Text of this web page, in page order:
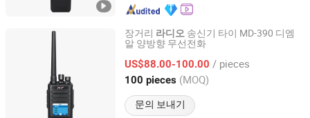
장거리 라디오 송신기 타이 MD-390 디엠
알 양방향 무선전화
US$88.00-100.00 / pieces
100 pieces (MOQ)
문의 보내기
Tyt Electronics Co., Ltd.
Fujian, China 이후 2024